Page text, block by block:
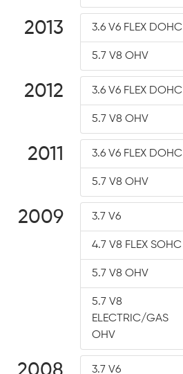
2013 3.6 V6 FLEX DOHC
5.7 V8 OHV
2012 3.6 V6 FLEX DOHC
5.7 V8 OHV
2011 3.6 V6 FLEX DOHC
5.7 V8 OHV
2009 3.7 V6
4.7 V8 FLEX SOHC
5.7 V8 OHV
5.7 V8
ELECTRIC/GAS
OHV
3.7 V6